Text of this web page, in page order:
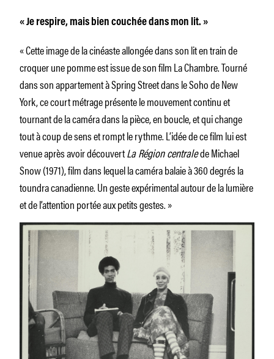
« Je respire, mais bien couchée dans mon lit. »
« Cette image de la cinéaste allongée dans son lit en train de
croquer une pomme est issue de son film La Chambre. Tourné
dans son appartement à Spring Street dans le Soho de New
York, ce court métrage présente le mouvement continu et
tournant de la caméra dans la pièce, en boucle, et qui change
tout à coup de sens et rompt le rythme. L’idée de ce film lui est
venue après avoir découvertLa Région centralede Michael
Snow (1971), film dans lequel la caméra balaie à 360 degrés la
toundra canadienne. Un geste expérimental autour de la lumière
et de l’attention portée aux petits gestes. »